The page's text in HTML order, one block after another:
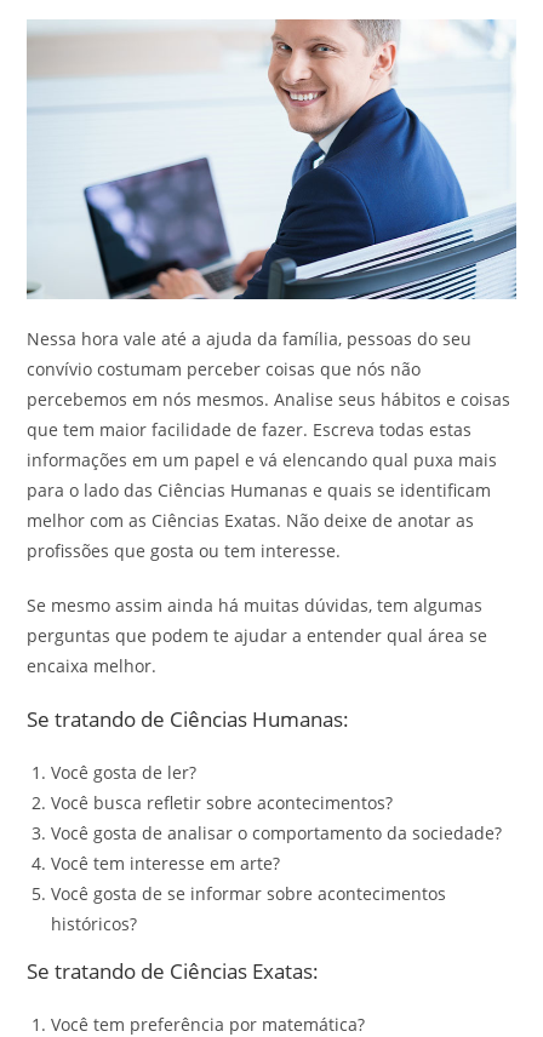
Nessa hora vale até a ajuda da família, pessoas do seu
convívio costumam perceber coisas que nós não
percebemos em nós mesmos. Analise seus hábitos e coisas
que tem maior facilidade de fazer. Escreva todas estas
informações em um papel e vá elencando qual puxa mais
para o lado das Ciências Humanas e quais se identificam
melhor com as Ciências Exatas. Não deixe de anotar as
profissões que gosta ou tem interesse.
Se mesmo assim ainda há muitas dúvidas, tem algumas
perguntas que podem te ajudar a entender qual área se
encaixa melhor.
Se tratando de Ciências Humanas:
Você gosta de ler?
Você busca refletir sobre acontecimentos?
Você gosta de analisar o comportamento da sociedade?
Você tem interesse em arte?
Você gosta de se informar sobre acontecimentos
históricos?
Se tratando de Ciências Exatas:
Você tem preferência por matemática?